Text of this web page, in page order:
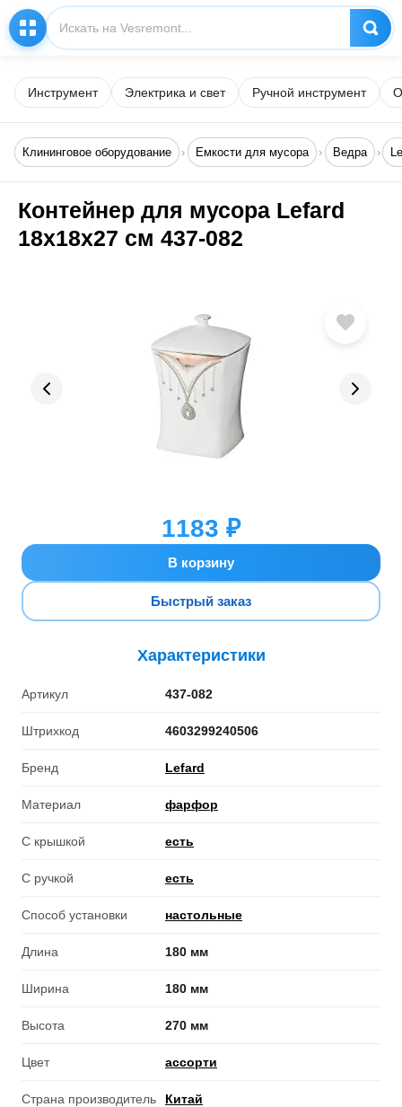
Инструмент Электрика и свет Ручной инструмент
Клининговое оборудование Емкости для мусора Ведра
Контейнер для мусора Lefard
18х18х27 см 437-082
1183 ₽
В корзину
Быстрый заказ
Характеристики
Артикул 437-082
Штрихкод 4603299240506
Бренд Lefard
Материал фарфор
С крышкой есть
С ручкой есть
Способ установки настольные
Длина 180 мм
Ширина 180 мм
Высота 270 мм
Цвет ассорти
Страна производитель Китай